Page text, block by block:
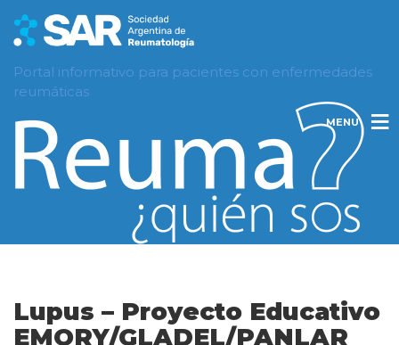
Portal informativo para pacientes con enfermedades
reumáticas
MENU
Lupus – Proyecto Educativo
EMORY/GLADEL/PANLAR